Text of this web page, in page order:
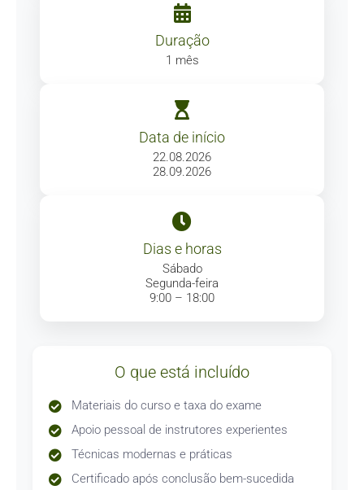
Duração
1 mês
Data de início
22.08.2026
28.09.2026
Dias e horas
Sábado
Segunda-feira
9:00 – 18:00
O que está incluído
Materiais do curso e taxa do exame
Apoio pessoal de instrutores experientes
Técnicas modernas e práticas
Certificado após conclusão bem-sucedida